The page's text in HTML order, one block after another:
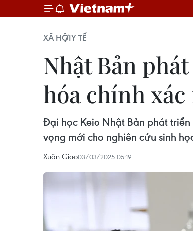
XÃ HỘIY TẾ
Nhật Bản
hóa chính
Đại học Keio Nhật Bản phát
vọng mới cho nghiên cứu sinh
Xuân Giao03/03/2025 05:19